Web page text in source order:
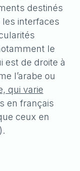
destinés
interfaces
le
est de droite à
l’arabe ou
qui varie
en français
ceux en